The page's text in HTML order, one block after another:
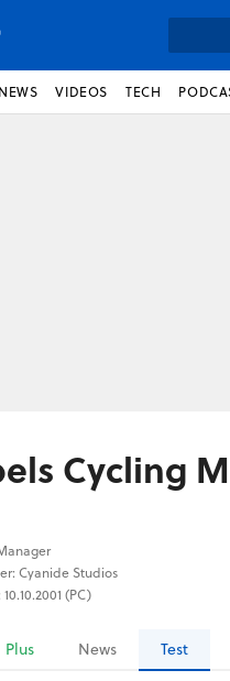
NEWS VIDEOS TECH
Cycling
Cyanide Studios
(PC)
Plus News Test